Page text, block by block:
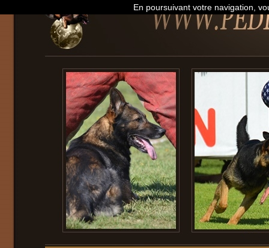
En poursuivant votre navigation,